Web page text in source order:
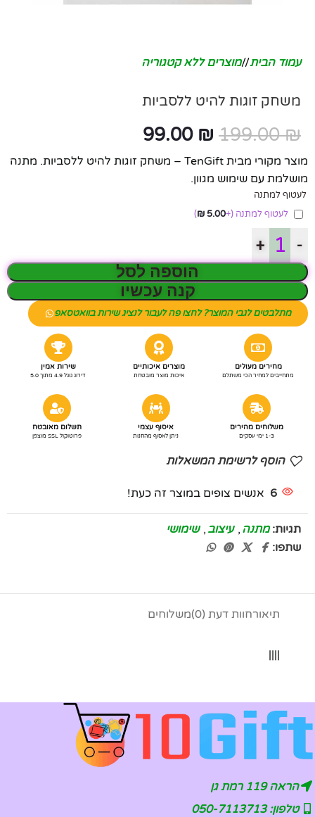
עמוד הבית/ מוצרים ללא קטגוריה
משחק זוגות להיט ללסביות
199.00₪
99.00 ₪
מוצר מקורי מבית TenGift – משחק זוגות להיט ללסביות. מתנה
מושלמת עם שימוש מגוון.
לעטוף למתנה
לעטוף למתנה (+
5.00
₪
)
-
+
הוספה לסל
קנה עכשיו
מתלבטים לגבי המוצר? לחצו פה לעבור לנציג שירות בוואטסאפ
מחירים מעולים
מתחייבים למחיר הכי משתלם
מוצרים איכותיים
איכות מוצר מובטחת
שירות אמין
דירוג גוגל 4.9 מתוך 5.0
משלוחים מהירים
1-3 ימי עסקים
איסוף עצמי
ניתן לאסוף מהחנות
תשלום מאובטח
פרוטוקול SSL מוצפן
הוסף לרשימת המשאלות
6 אנשים צופים במוצר זה כעת!
תגיות: מתנה , עיצוב , שימושי
שתפו:
תיאורחוות דעת (0) משלוחים
||||
הראה 119 רמת גן
טלפון: 050-7113713